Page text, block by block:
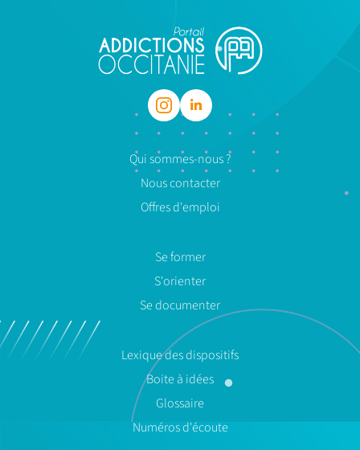
Qui sommes-nous ?
Nous contacter
Offres d'emploi
Se former
S'orienter
Se documenter
Lexique des dispositifs
Boite à idées
Glossaire
Numéros d'écoute